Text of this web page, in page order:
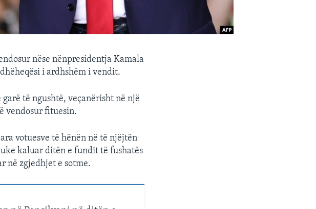
nëse nënpresidentja Kamala
i ardhshëm i vendit.
të ngushtë, veçanërisht në një
vendosur fituesin.
votuesve të hënën në të njëjtën
kaluar ditën e fundit të fushatës
në zgjedhjet e sotme.